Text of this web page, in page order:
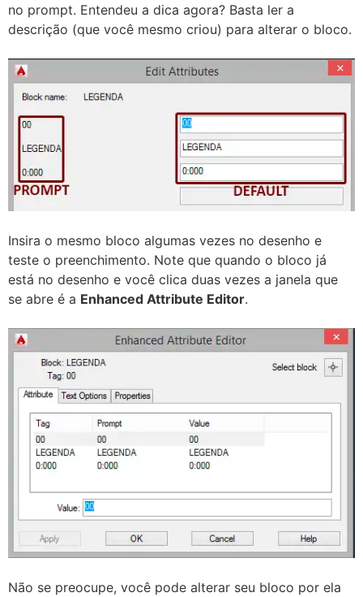
no prompt. Entendeu a dica agora? Basta ler a
descrição (que você mesmo criou) para alterar o bloco.
Insira o mesmo bloco algumas vezes no desenho e
teste o preenchimento. Note que quando o bloco já
está no desenho e você clica duas vezes a janela que
se abre é a Enhanced Attribute Editor.
Não se preocupe, você pode alterar seu bloco por ela